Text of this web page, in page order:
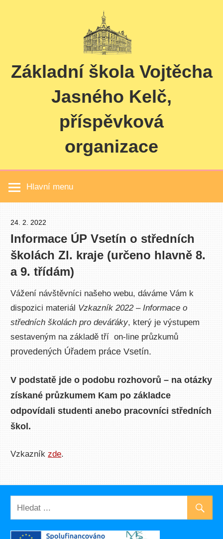
Základní škola Vojtěcha
Jasného Kelč,
příspěvková
organizace
Hlavní menu
24. 2. 2022
Informace ÚP Vsetín o středních
školách Zl. kraje (určeno hlavně 8.
a 9. třídám)
Vážení návštěvníci našeho webu, dáváme Vám k
dispozici materiál Vzkazník 2022 – Informace o
středních školách pro deváťáky, který je výstupem
sestaveným na základě tří on-line průzkumů
provedených Úřadem práce Vsetín.
V podstatě jde o podobu rozhovorů – na otázky
získané průzkumem Kam po základce
odpovídali studenti anebo pracovníci středních
škol.
Vzkazníkzde.
UNCATEGORIZED